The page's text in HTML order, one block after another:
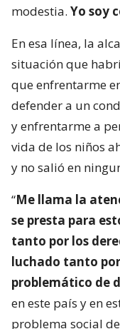
modestia. Yo soy
En esa línea, la
situación que
que enfrentarme
defender a un
y enfrentarme a
vida de los niños
y no salió en
“Me llama la
se presta para
tanto por los
luchado tanto
problemático de
en este país y en
problema social